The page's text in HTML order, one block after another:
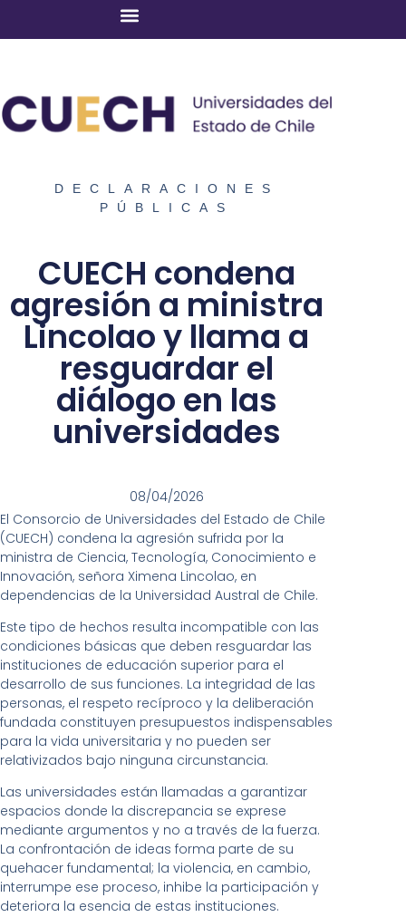
DECLARACIONES
PÚBLICAS
CUECH condena
agresión a ministra
Lincolao y llama a
resguardar el
diálogo en las
universidades
08/04/2026
El Consorcio de Universidades del Estado de Chile
(CUECH) condena la agresión sufrida por la
ministra de Ciencia, Tecnología, Conocimiento e
Innovación, señora Ximena Lincolao, en
dependencias de la Universidad Austral de Chile.
Este tipo de hechos resulta incompatible con las
condiciones básicas que deben resguardar las
instituciones de educación superior para el
desarrollo de sus funciones. La integridad de las
personas, el respeto recíproco y la deliberación
fundada constituyen presupuestos indispensables
para la vida universitaria y no pueden ser
relativizados bajo ninguna circunstancia.
Las universidades están llamadas a garantizar
espacios donde la discrepancia se exprese
mediante argumentos y no a través de la fuerza.
La confrontación de ideas forma parte de su
quehacer fundamental; la violencia, en cambio,
interrumpe ese proceso, inhibe la participación y
deteriora la esencia de estas instituciones.